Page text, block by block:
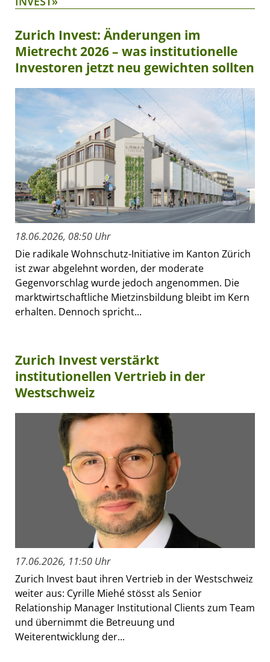
Zurich Invest: Änderungen im
Mietrecht 2026 – was institutionelle
Investoren jetzt neu gewichten sollten
18.06.2026, 08:50 Uhr
Die radikale Wohnschutz-Initiative im Kanton Zürich
ist zwar abgelehnt worden, der moderate
Gegenvorschlag wurde jedoch angenommen. Die
marktwirtschaftliche Mietzinsbildung bleibt im Kern
erhalten. Dennoch spricht...
Zurich Invest verstärkt
institutionellen Vertrieb in der
Westschweiz
17.06.2026, 11:50 Uhr
Zurich Invest baut ihren Vertrieb in der Westschweiz
weiter aus: Cyrille Miehé stösst als Senior
Relationship Manager Institutional Clients zum Team
und übernimmt die Betreuung und
Weiterentwicklung der...